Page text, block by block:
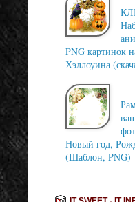
PNG картинок
Хэллоуина
Новый год,
(Шаблон, PNG)